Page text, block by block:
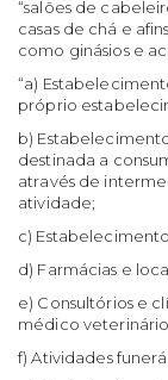
“salões de
casas de chá e
como ginásios e
“a)
próprio
b)
destinada a
através de
atividade;
c)
d) Farmácias e
e) Consultórios e
médico
f) Atividades